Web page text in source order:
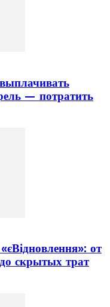
— потратить
от
скрытых трат